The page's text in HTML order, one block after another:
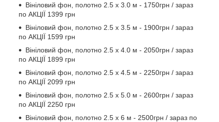
Вініловий фон, полотно 2.5 х 3.0 м - 1750грн / зараз
по АКЦІЇ 1399 грн
Вініловий фон, полотно 2.5 х 3.5 м - 1900грн / зараз
по АКЦІЇ 1599 грн
Вініловий фон, полотно 2.5 х 4.0 м - 2050грн / зараз
по АКЦІЇ 1899 грн
Вініловий фон, полотно 2.5 х 4.5 м - 2250грн / зараз
по АКЦІЇ 2099 грн
Вініловий фон, полотно 2.5 х 5.0 м - 2600грн / зараз
по АКЦІЇ 2250 грн
Вініловий фон, полотно 2.5 х 6 м - 2500грн / зараз по